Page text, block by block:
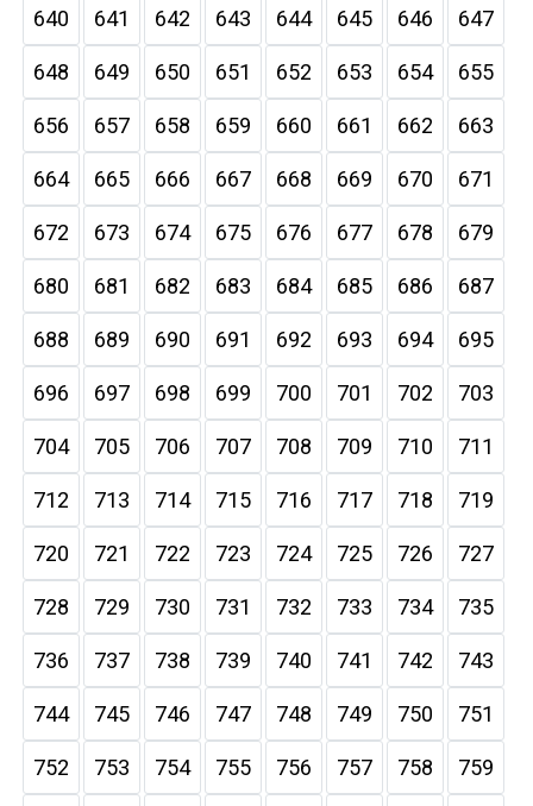
640 641 642 643 644 645 646 647
648 649 650 651 652 653 654 655
656 657 658 659 660 661 662 663
664 665 666 667 668 669 670 671
672 673 674 675 676 677 678 679
680 681 682 683 684 685 686 687
688 689 690 691 692 693 694 695
696 697 698 699 700 701 702 703
704 705 706 707 708 709 710 711
712 713 714 715 716 717 718 719
720 721 722 723 724 725 726 727
728 729 730 731 732 733 734 735
736 737 738 739 740 741 742 743
744 745 746 747 748 749 750 751
752 753 754 755 756 757 758 759